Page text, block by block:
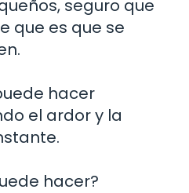
seguro que
que es que se
hacer
el ardor y la
hacer?